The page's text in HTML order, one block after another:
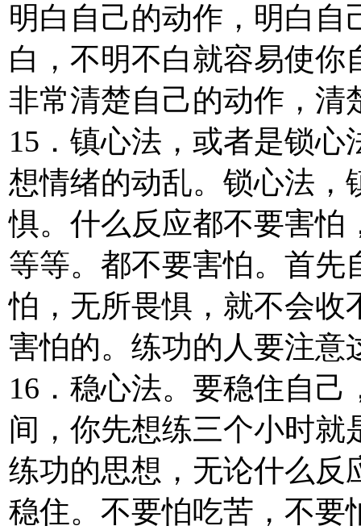
明白自己的动作，明白自
白，不明不白就容易使你
非常清楚自己的动作，清
15．镇心法，或者是锁
想情绪的动乱。锁心法，
惧。什么反应都不要害怕
等等。都不要害怕。首先
怕，无所畏惧，就不会收
害怕的。练功的人要注意
16．稳心法。要稳住自
间，你先想练三个小时就
练功的思想，无论什么反
稳住。不要怕吃苦，不要